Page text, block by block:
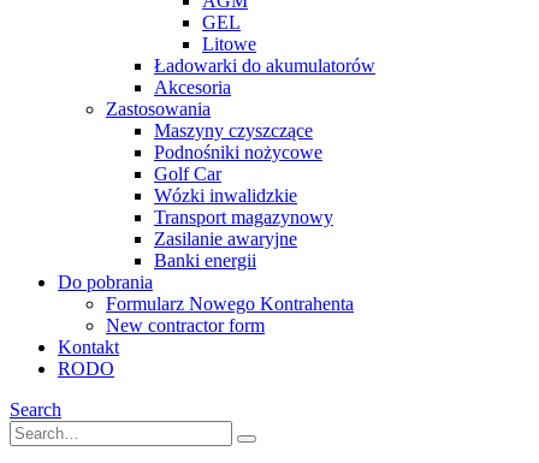
GEL
Litowe
Ładowarki do akumulatorów
Akcesoria
Zastosowania
Maszyny czyszczące
Podnośniki nożycowe
Golf Car
Wózki inwalidzkie
Transport magazynowy
Zasilanie awaryjne
Banki energii
Do pobrania
Formularz Nowego Kontrahenta
New contractor form
Kontakt
RODO
Search